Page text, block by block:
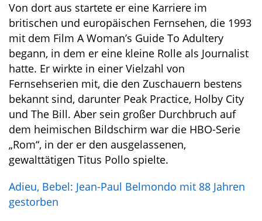
Von dort aus startete er eine Karriere im
britischen und europäischen Fernsehen, die 1993
mit dem Film A Woman’s Guide To Adultery
begann, in dem er eine kleine Rolle als Journalist
hatte. Er wirkte in einer Vielzahl von
Fernsehserien mit, die den Zuschauern bestens
bekannt sind, darunter Peak Practice, Holby City
und The Bill. Aber sein großer Durchbruch auf
dem heimischen Bildschirm war die HBO-Serie
„Rom“, in der er den ausgelassenen,
gewalttätigen Titus Pollo spielte.
Adieu, Bebel: Jean-Paul Belmondo mit 88 Jahren
gestorben